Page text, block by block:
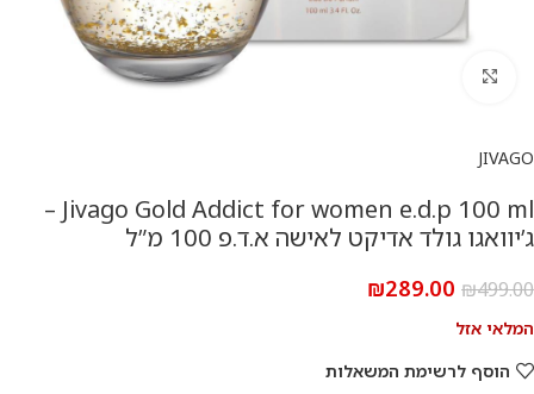
JIVAGO
Jivago Gold Addict for women e.d.p 100 ml –
ג’יוואגו גולד אדיקט לאישה א.ד.פ 100 מ”ל
₪499.00
₪289.00
המלאי אזל
הוסף לרשימת המשאלות